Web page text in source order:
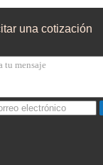
una cotización